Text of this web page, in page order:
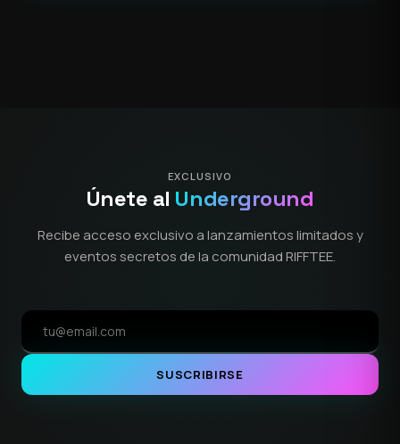
EXCLUSIVO
Únete al Underground
Recibe acceso exclusivo a lanzamientos limitados y
eventos secretos de la comunidad RIFFTEE.
SUSCRIBIRSE